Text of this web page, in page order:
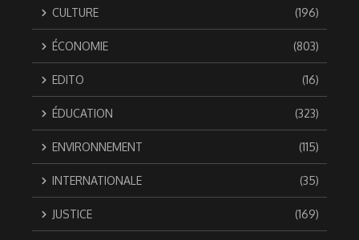
CULTURE (196)
ÉCONOMIE (803)
EDITO (16)
ÉDUCATION (323)
ENVIRONNEMENT (115)
INTERNATIONALE (35)
JUSTICE (169)